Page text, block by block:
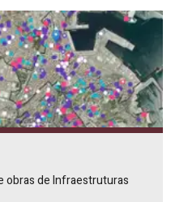
obras de Infraestruturas